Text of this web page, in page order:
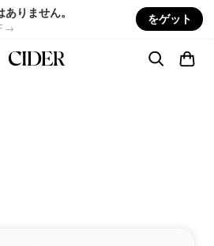
りません。
→
をゲット